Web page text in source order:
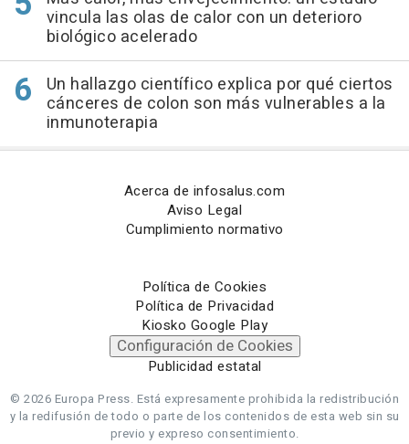
vincula las olas de calor con un deterioro
biológico acelerado
Un hallazgo científico explica por qué ciertos
cánceres de colon son más vulnerables a la
inmunoterapia
Acerca de infosalus.com
Aviso Legal
Cumplimiento normativo
Política de Cookies
Política de Privacidad
Kiosko Google Play
Configuración de Cookies
Publicidad estatal
© 2026 Europa Press. Está expresamente prohibida la redistribución
y la redifusión de todo o parte de los contenidos de esta web sin su
previo y expreso consentimiento.